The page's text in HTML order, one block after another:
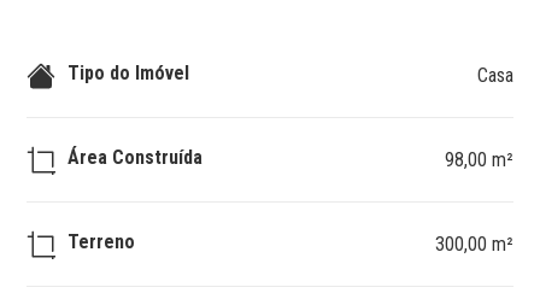
Tipo do Imóvel Casa
Área Construída 98,00 m²
Terreno 300,00 m²